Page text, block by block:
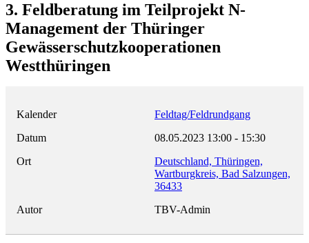
3. Feldberatung im Teilprojekt N-
Management der Thüringer
Gewässerschutzkooperationen
Westthüringen
Kalender
Feldtag/Feldrundgang
Datum
08.05.2023 13:00 - 15:30
Ort
Deutschland, Thüringen,
Wartburgkreis, Bad Salzungen,
36433
Autor
TBV-Admin